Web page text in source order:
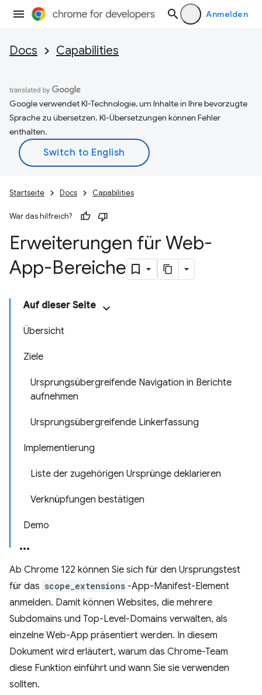
Anmelden
Docs Capabilities
Google verwendet KI-Technologie, um Inhalte in Ihre bevorzugte
Sprache zu übersetzen. KI-Übersetzungen können Fehler
enthalten.
Startseite Docs Capabilities
War das hilfreich?
Erweiterungen für Web-
App-Bereiche
Auf dieser Seite
Übersicht
Ziele
Ursprungsübergreifende Navigation in Berichte
aufnehmen
Ursprungsübergreifende Linkerfassung
Implementierung
Liste der zugehörigen Ursprünge deklarieren
Verknüpfungen bestätigen
Demo
Ab Chrome 122 können Sie sich für den Ursprungstest
für das scope_extensions -App-Manifest-Element
anmelden. Damit können Websites, die mehrere
Subdomains und Top-Level-Domains verwalten, als
einzelne Web-App präsentiert werden. In diesem
Dokument wird erläutert, warum das Chrome-Team
diese Funktion einführt und wann Sie sie verwenden
sollten.